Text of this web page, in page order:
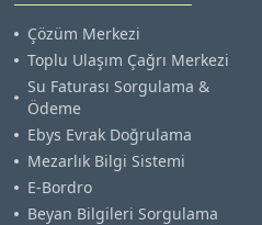
Çözüm Merkezi
Toplu Ulaşım Çağrı Merkezi
Su Faturası Sorgulama &
Ödeme
Ebys Evrak Doğrulama
Mezarlık Bilgi Sistemi
E-Bordro
Beyan Bilgileri Sorgulama